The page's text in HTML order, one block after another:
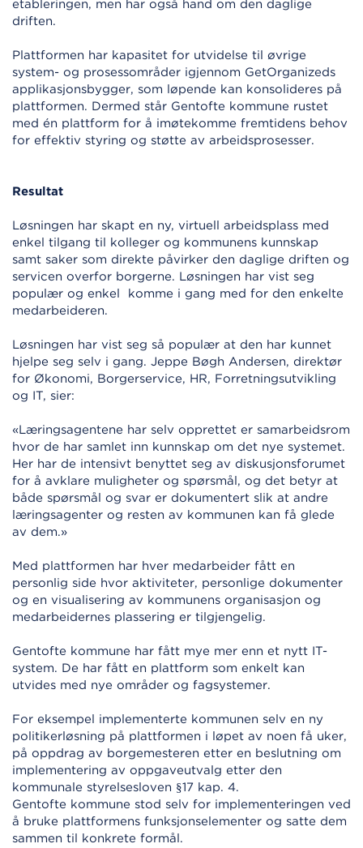
etableringen, men har også hand om den daglige
driften.
Plattformen har kapasitet for utvidelse til øvrige
system- og prosessområder igjennom GetOrganizeds
applikasjonsbygger, som løpende kan konsolideres på
plattformen. Dermed står Gentofte kommune rustet
med én plattform for å imøtekomme fremtidens behov
for effektiv styring og støtte av arbeidsprosesser.
Resultat
Løsningen har skapt en ny, virtuell arbeidsplass med
enkel tilgang til kolleger og kommunens kunnskap
samt saker som direkte påvirker den daglige driften og
servicen overfor borgerne. Løsningen har vist seg
populær og enkel komme i gang med for den enkelte
medarbeideren.
Løsningen har vist seg så populær at den har kunnet
hjelpe seg selv i gang. Jeppe Bøgh Andersen, direktør
for Økonomi, Borgerservice, HR, Forretningsutvikling
og IT, sier:
«Læringsagentene har selv opprettet er samarbeidsrom
hvor de har samlet inn kunnskap om det nye systemet.
Her har de intensivt benyttet seg av diskusjonsforumet
for å avklare muligheter og spørsmål, og det betyr at
både spørsmål og svar er dokumentert slik at andre
læringsagenter og resten av kommunen kan få glede
av dem.»
Med plattformen har hver medarbeider fått en
personlig side hvor aktiviteter, personlige dokumenter
og en visualisering av kommunens organisasjon og
medarbeidernes plassering er tilgjengelig.
Gentofte kommune har fått mye mer enn et nytt IT-
system. De har fått en plattform som enkelt kan
utvides med nye områder og fagsystemer.
For eksempel implementerte kommunen selv en ny
politikerløsning på plattformen i løpet av noen få uker,
på oppdrag av borgemesteren etter en beslutning om
implementering av oppgaveutvalg etter den
kommunale styrelsesloven §17 kap. 4.
Gentofte kommune stod selv for implementeringen ved
å bruke plattformens funksjonselementer og satte dem
sammen til konkrete formål.